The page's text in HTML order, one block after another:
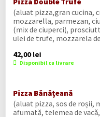
(aluat pizza,gran cucina,
mozzarella, parmezan,
(mix de ciuperci),
ulei de trufe, mozzarela
42,00lei
Disponibil cu livrare
Pizza Bănățeană
(aluat pizza, sos de roșii,
afumată, telemea de